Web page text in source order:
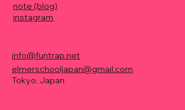
elmerschooljapan@gmail.com
info@funtrap.net
Tokyo, Japan
note (blog)
instagram